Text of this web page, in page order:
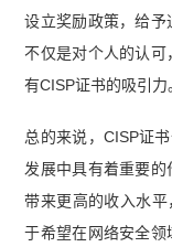
设立奖励政策，给予
不仅是对个人的认可
有CISP证书的吸引力
总的来说，CISP证
发展中具有着重要的
带来更高的收入水
于希望在网络安全领